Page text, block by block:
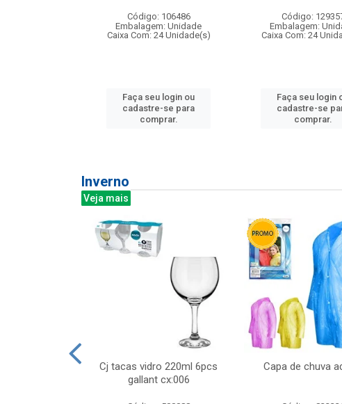
Código: 106486
Embalagem: Unidade
Caixa Com: 24 Unidade(s)
Faça seu login ou
cadastre-se para
comprar.
Código:
Embalagem:
Caixa Com: 24
Faça seu login
cadastre-se
comprar.
Inverno
Veja mais
Cj tacas vidro 220ml 6pcs
gallant cx:006
Capa de chuva